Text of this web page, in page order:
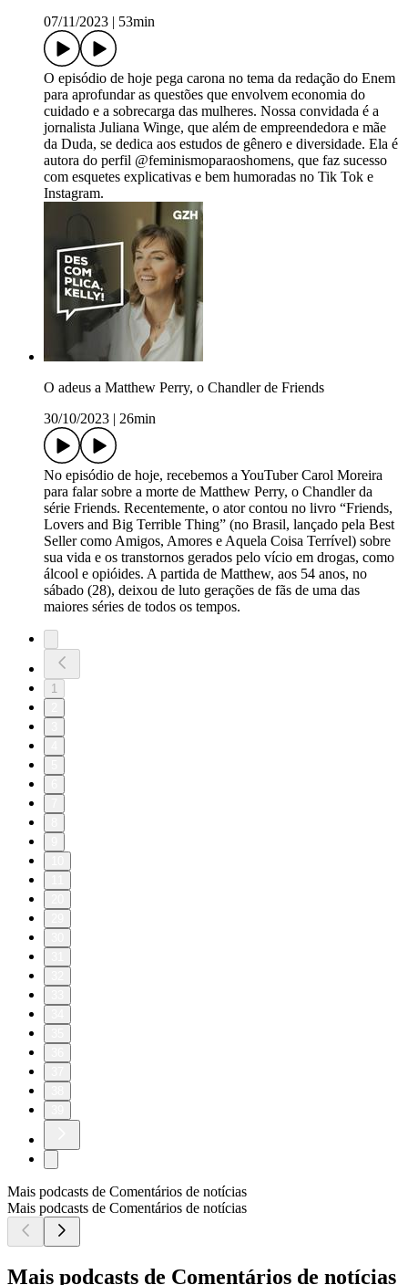
07/11/2023
53min
O episódio de hoje pega carona no tema da redação do Enem
para aprofundar as questões que envolvem economia do
cuidado e a sobrecarga das mulheres. Nossa convidada é a
jornalista Juliana Winge, que além de empreendedora e mãe
da Duda, se dedica aos estudos de gênero e diversidade. Ela é
autora do perfil @feminismoparaoshomens, que faz sucesso
com esquetes explicativas e bem humoradas no Tik Tok e
Instagram.
O adeus a Matthew Perry, o Chandler de Friends
30/10/2023
26min
No episódio de hoje, recebemos a YouTuber Carol Moreira
para falar sobre a morte de Matthew Perry, o Chandler da
série Friends. Recentemente, o ator contou no livro “Friends,
Lovers and Big Terrible Thing” (no Brasil, lançado pela Best
Seller como Amigos, Amores e Aquela Coisa Terrível) sobre
sua vida e os transtornos gerados pelo vício em drogas, como
álcool e opióides. A partida de Matthew, aos 54 anos, no
sábado (28), deixou de luto gerações de fãs de uma das
maiores séries de todos os tempos.
1
Mais podcasts de Comentários de notícias
Mais podcasts de Comentários de notícias
Mais podcasts de Comentários de notícias